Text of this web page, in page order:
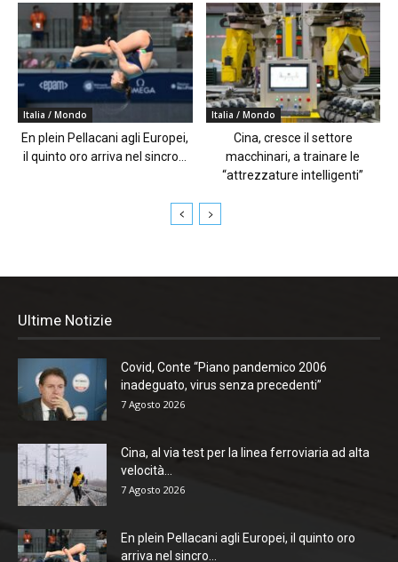
Italia / Mondo
En plein Pellacani agli Europei,
il quinto oro arriva nel sincro...
Italia / Mondo
Cina, cresce il settore
macchinari, a trainare le
“attrezzature intelligenti”
Ultime Notizie
Covid, Conte “Piano pandemico 2006
inadeguato, virus senza precedenti”
7 Agosto 2026
Cina, al via test per la linea ferroviaria ad alta
velocità...
7 Agosto 2026
En plein Pellacani agli Europei, il quinto oro
arriva nel sincro...